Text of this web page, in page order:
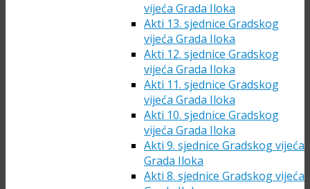
vijeća Grada Iloka
Akti 13. sjednice Gradskog
vijeća Grada Iloka
Akti 12. sjednice Gradskog
vijeća Grada Iloka
Akti 11. sjednice Gradskog
vijeća Grada Iloka
Akti 10. sjednice Gradskog
vijeća Grada Iloka
Akti 9. sjednice Gradskog vijeća
Grada Iloka
Akti 8. sjednice Gradskog vijeća